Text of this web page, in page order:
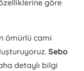
göre
ömürlü cami
Sebo
detaylı bilgi